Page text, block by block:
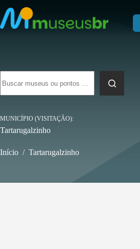
para
o
conteúdo
resultados
MUNICÍPIO (VISITAÇÃO)
Tartarugalzinho
Início / Tartarugalzinho